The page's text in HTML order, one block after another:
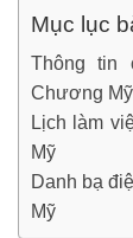
Mục lục
Thông tin
Chương Mỹ
Lịch làm
Mỹ
Danh bạ
Mỹ